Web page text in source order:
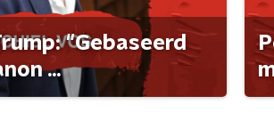
"Gebaseerd
...